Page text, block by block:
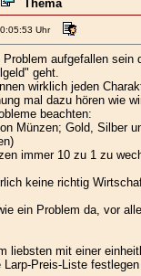
Thema
Uhr
aufgefallen
geht.
wirklich jeden
mal dazu hören wie
beachten:
Münzen; Gold, Silber
immer 10 zu 1 zu
keine richtig
ein Problem da, vor
liebsten mit einer
Larp-Preis-Liste